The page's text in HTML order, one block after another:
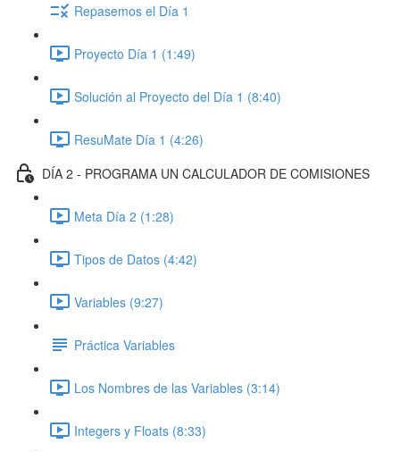
Repasemos el Día 1
Proyecto Día 1 (1:49)
Solución al Proyecto del Día 1 (8:40)
ResuMate Día 1 (4:26)
DÍA 2 - PROGRAMA UN CALCULADOR DE COMISIONES
Meta Día 2 (1:28)
Tipos de Datos (4:42)
Variables (9:27)
Práctica Variables
Los Nombres de las Variables (3:14)
Integers y Floats (8:33)